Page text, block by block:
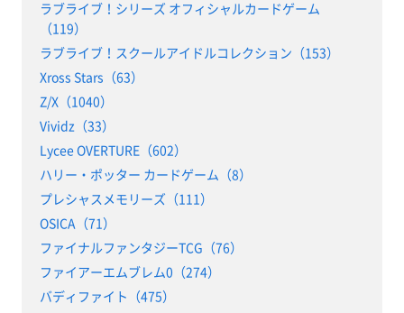
ラブライブ！シリーズ オフィシャルカードゲーム
（119）
ラブライブ！スクールアイドルコレクション（153）
Xross Stars（63）
Z/X（1040）
Vividz（33）
Lycee OVERTURE（602）
ハリー・ポッター カードゲーム（8）
プレシャスメモリーズ（111）
OSICA（71）
ファイナルファンタジーTCG（76）
ファイアーエムブレム0（274）
バディファイト（475）